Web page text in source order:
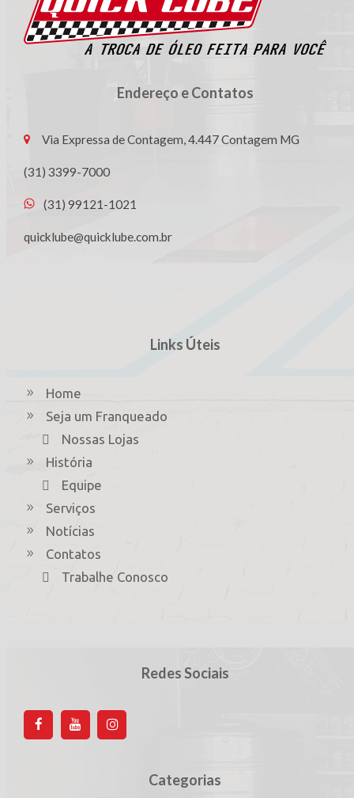
Endereço e Contatos
Via Expressa de Contagem, 4.447 Contagem MG
(31) 3399-7000
(31) 99121-1021
quicklube@quicklube.com.br
Links Úteis
Home
Seja um Franqueado
Nossas Lojas
História
Equipe
Serviços
Notícias
Contatos
Trabalhe Conosco
Redes Sociais
Categorias